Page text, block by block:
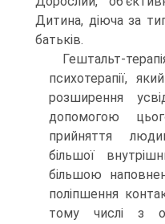
Дитина, діюча за
батьків.
Гештальт-
психотерапії,
розширення
допомогою
прийняття
більшої
більшою
поліпшення
тому числі з